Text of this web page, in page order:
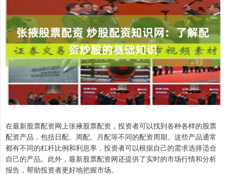
在最新股票配资网上张掖股票配资，投资者可以找到各种各样的股票
配资产品，包括日配、周配、月配等不同的配资周期。这些产品通常
都有不同的杠杆比例和利息率，投资者可以根据自己的需求选择适合
自己的产品。此外，最新股票配资网还提供了实时的市场行情和分析
报告，帮助投资者更好地把握市场。